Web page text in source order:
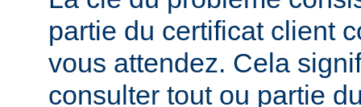
partie du certificat client
vous attendez. Cela
consulter tout ou partie